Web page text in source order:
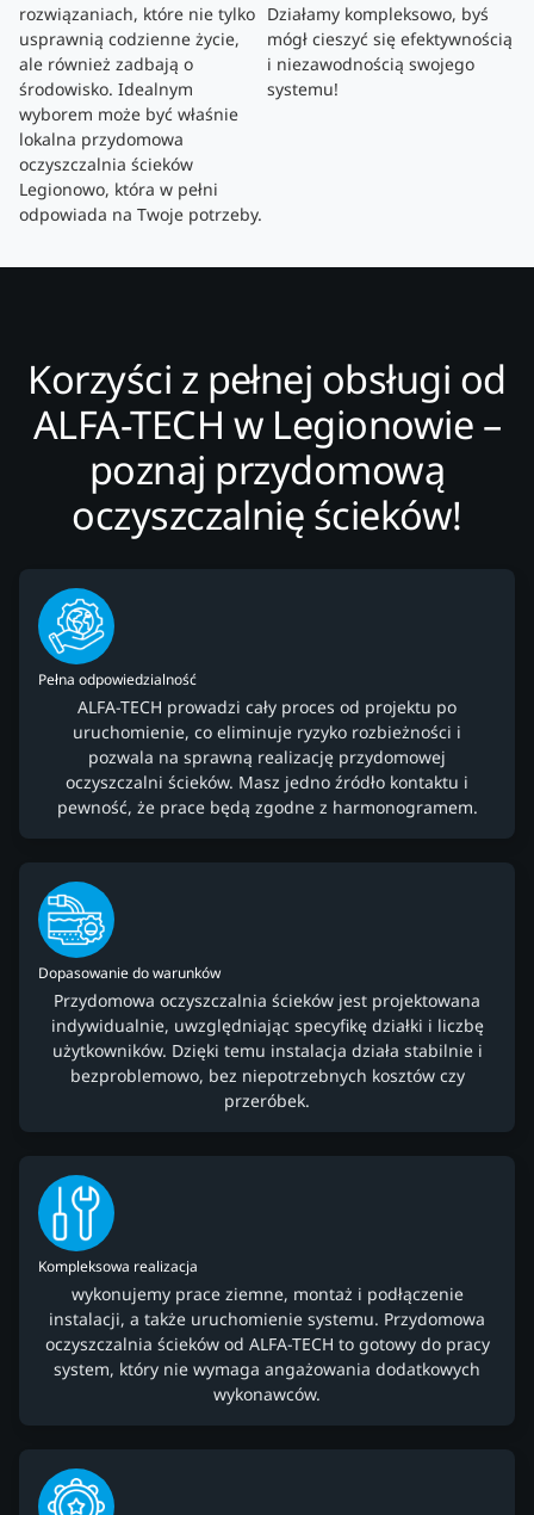
rozwiązaniach, które nie tylko
usprawnią codzienne życie,
ale również zadbają o
środowisko. Idealnym
wyborem może być właśnie
lokalna przydomowa
oczyszczalnia ścieków
Legionowo, która w pełni
odpowiada na Twoje potrzeby.
Działamy kompleksowo, byś
mógł cieszyć się efektywnością
i niezawodnością swojego
systemu!
Korzyści z pełnej obsługi od
ALFA-TECH w Legionowie –
poznaj przydomową
oczyszczalnię ścieków!
Pełna odpowiedzialność
ALFA-TECH prowadzi cały proces od projektu po
uruchomienie, co eliminuje ryzyko rozbieżności i
pozwala na sprawną realizację przydomowej
oczyszczalni ścieków. Masz jedno źródło kontaktu i
pewność, że prace będą zgodne z harmonogramem.
Dopasowanie do warunków
Przydomowa oczyszczalnia ścieków jest projektowana
indywidualnie, uwzględniając specyfikę działki i liczbę
użytkowników. Dzięki temu instalacja działa stabilnie i
bezproblemowo, bez niepotrzebnych kosztów czy
przeróbek.
Kompleksowa realizacja
wykonujemy prace ziemne, montaż i podłączenie
instalacji, a także uruchomienie systemu. Przydomowa
oczyszczalnia ścieków od ALFA-TECH to gotowy do pracy
system, który nie wymaga angażowania dodatkowych
wykonawców.